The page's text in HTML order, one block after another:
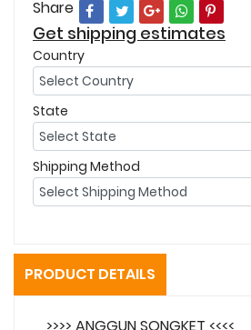
Share
Get shipping estimates
Country
State
Shipping Method
PRODUCT DETAILS
>>>> ANGGUN SONGKET <<<<